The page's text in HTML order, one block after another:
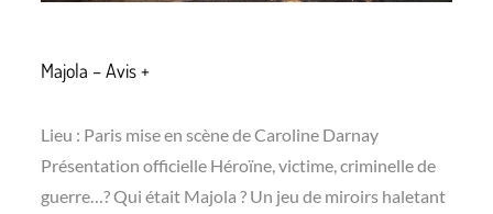
Majola – Avis +
Lieu : Paris mise en scène de Caroline Darnay
Présentation officielle Héroïne, victime, criminelle de
guerre…? Qui était Majola ? Un jeu de miroirs haletant